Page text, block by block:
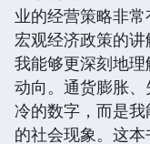
业的经营策略非
宏观经济政策的
我能够更深刻地
动向。通货膨胀
冷的数字，而是
的社会现象。这